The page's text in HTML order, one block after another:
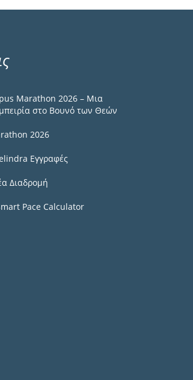
Marathon 2026 – Μια
στο Βουνό των Θεών
2026
Εγγραφές
Διαδρομή
Pace Calculator